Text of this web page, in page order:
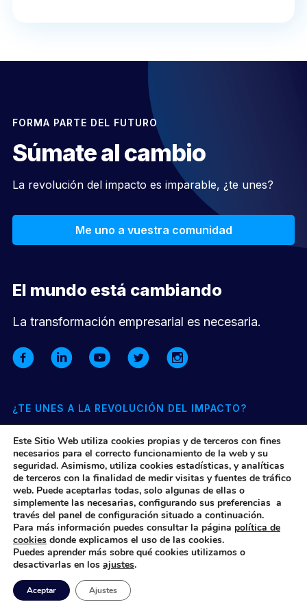
FORMA PARTE DEL FUTURO
Súmate al cambio
La revolución del impacto es imparable, ¿te unes?
Me uno a vuestra comunidad
El mundo está cambiando
La transformación empresarial es necesaria.
¿TE UNES A LA REVOLUCIÓN DEL IMPACTO?
que pasa en nuestra comunidad y el ecosistema de impacto
Quiero suscribirme
© 2026 UnLimited Spain
Política de privacidad
Política de cookies Aviso legal
Este Sitio Web utiliza cookies propias y de terceros con fines
necesarios para el correcto funcionamiento de la web y su
seguridad. Asimismo, utiliza cookies estadísticas, y analíticas
de terceros con la finalidad de medir visitas y fuentes de tráfico
web. Puede aceptarlas todas, solo algunas de ellas o
simplemente las necesarias, configurando sus preferencias a
través del panel de configuración situado a continuación.
Para más información puedes consultar la página política de
cookies donde explicamos el uso de las cookies.
Puedes aprender más sobre qué cookies utilizamos o
desactivarlas en los ajustes.
Aceptar Ajustes